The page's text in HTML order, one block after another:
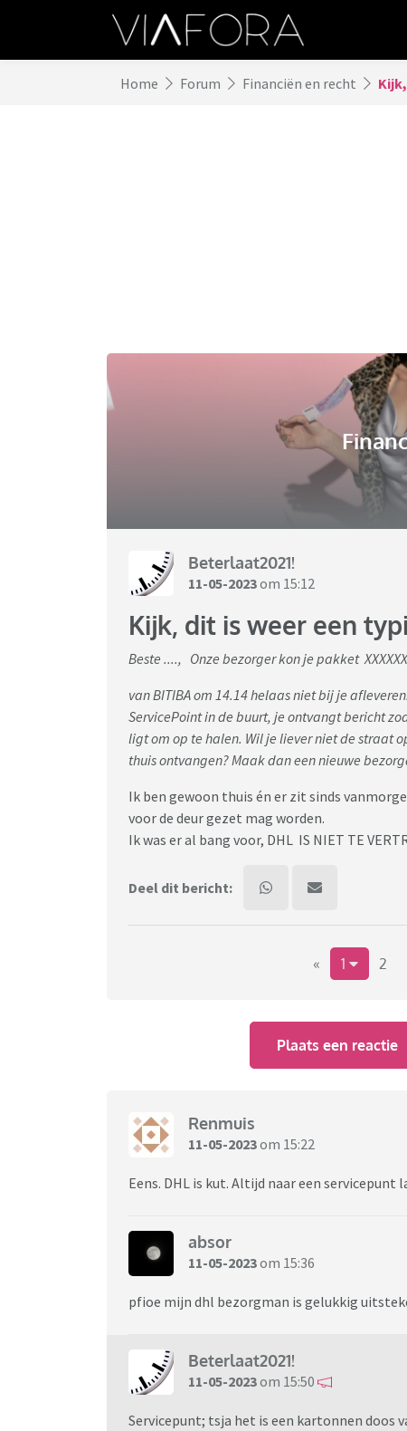
Home Forum Financiën en recht
Beterlaat2021!
11-05-2023om 15:12
Kijk, dit is weer een
Beste ...., Onze bezorger kon je pakket
van BITIBA om 14.14 helaas niet bij je
ServicePoint in de buurt, je ontvangt bericht
ligt om op te halen. Wil je liever niet de straat
thuis ontvangen? Maak dan een nieuwe
Ik ben gewoon thuis én er zit sinds
voor de deur gezet mag worden.
Ik was er al bang voor, DHL IS NIET TE
Deel dit bericht:
« 1 2
Plaats een reactie
Renmuis
11-05-2023om 15:22
Eens. DHL is kut. Altijd naar een
absor
11-05-2023om 15:36
pfioe mijn dhl bezorgman is gelukkig
Beterlaat2021!
11-05-2023om 15:50
Servicepunt; tsja het is een kartonnen doos